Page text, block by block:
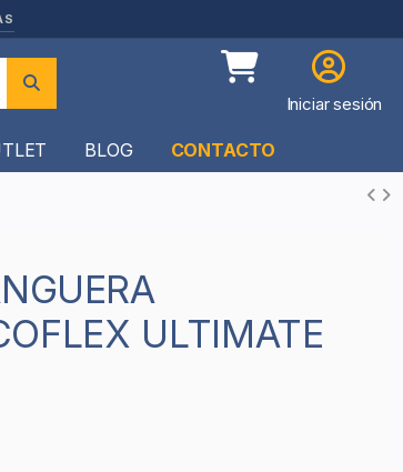
Iniciar sesión
BLOG CONTACTO
ULTIMATE